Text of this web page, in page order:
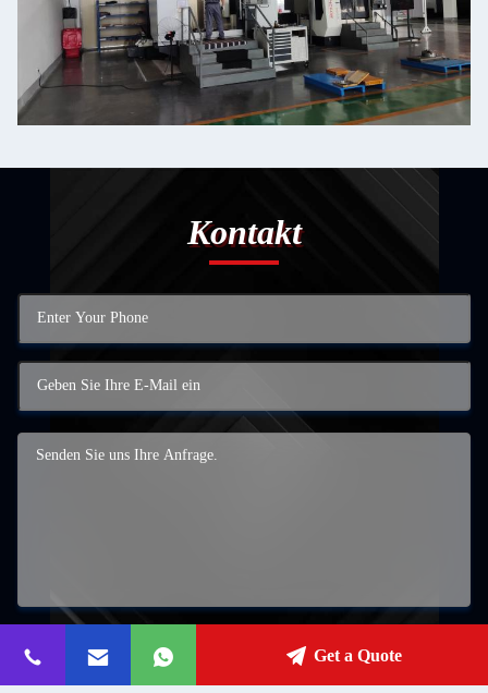
Kontakt
Einreichungen Get a Quote